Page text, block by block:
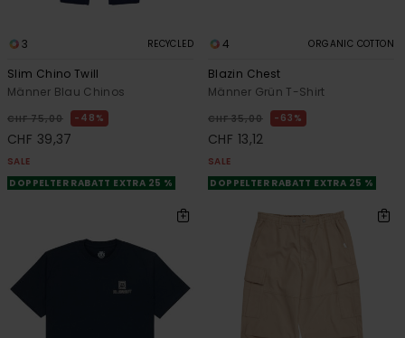
3 RECYCLED
Slim Chino Twill
Männer Blau Chinos
CHF 75,00 48%
CHF 39,37
SALE
DOPPELTER RABATT EXTRA 25 %
4 ORGANIC COTTON
Blazin Chest
Männer Grün T-Shirt
CHF 35,00 63%
CHF 13,12
SALE
DOPPELTER RABATT EXTRA 25 %